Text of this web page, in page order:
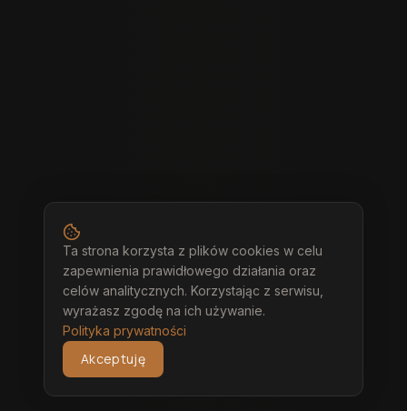
Ta strona korzysta z plików cookies w celu
zapewnienia prawidłowego działania oraz
celów analitycznych. Korzystając z serwisu,
wyrażasz zgodę na ich używanie.
Polityka prywatności
Akceptuję